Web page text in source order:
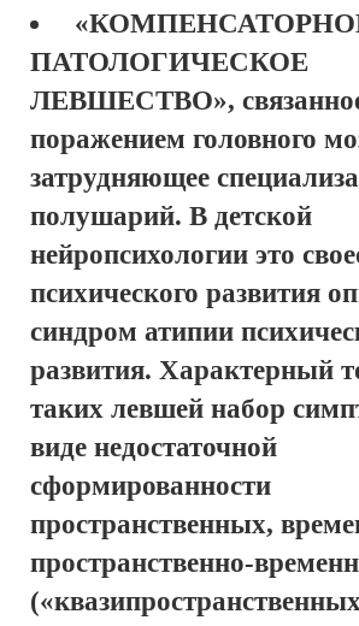
ПАТОЛОГИЧЕСКОЕ
ЛЕВШЕСТВО»,
поражением головного
затрудняющее
полушарий. В детской
нейропсихологии это
психического развития
синдром атипии
развития. Характерный
таких левшей набор
виде недостаточной
сформированности
пространственных,
пространственно-